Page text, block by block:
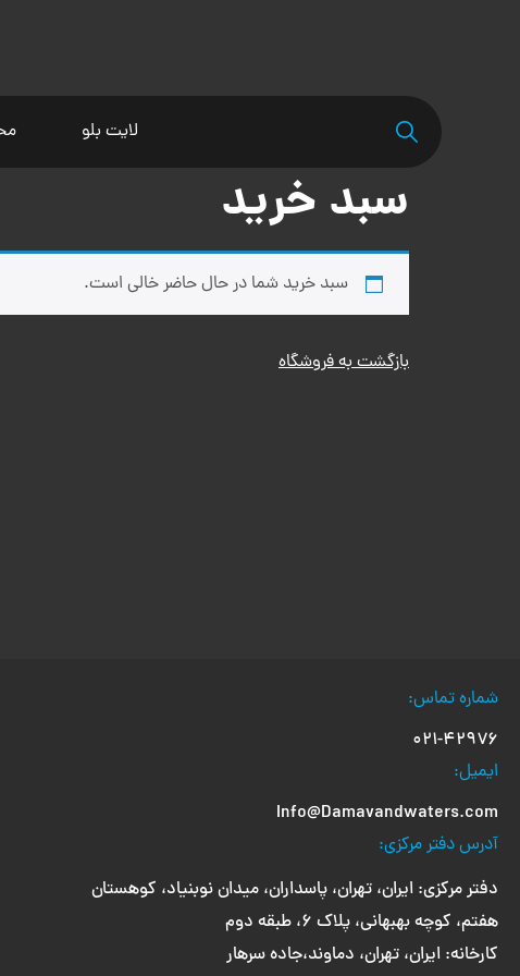
لایت بلو
سبد خرید
سبد خرید شما در حال حاضر خالی است.
بازگشت به فروشگاه
شماره تماس:
۰۲۱-۴۲۹۷۶
ایمیل:
Info@Damavandwaters.com
آدرس دفتر مرکزی:
دفتر مرکزی: ایران، تهران، پاسداران، میدان نوبنیاد، کوهستان
هفتم، کوچه بهبهانی، پلاک ۶، طبقه دوم
کارخانه: ایران، تهران، دماوند،جاده سرهار